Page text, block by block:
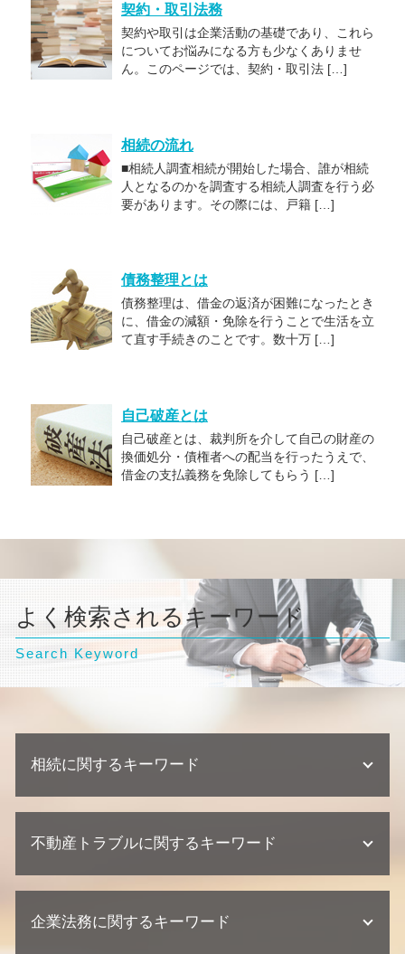
契約・取引法務
契約や取引は企業活動の基礎であり、これら
についてお悩みになる方も少なくありませ
ん。このページでは、契約・取引法 […]
相続の流れ
■相続人調査相続が開始した場合、誰が相続
人となるのかを調査する相続人調査を行う必
要があります。その際には、戸籍 […]
債務整理とは
債務整理は、借金の返済が困難になったとき
に、借金の減額・免除を行うことで生活を立
て直す手続きのことです。数十万 […]
自己破産とは
自己破産とは、裁判所を介して自己の財産の
換価処分・債権者への配当を行ったうえで、
借金の支払義務を免除してもらう […]
よく検索されるキーワード
Search Keyword
相続に関するキーワード
相続 相続人
不動産相続 放棄
不動産相続 協議書
不動産トラブルに関するキーワード
不動産業者 トラブル 相談
企業法務に関するキーワード